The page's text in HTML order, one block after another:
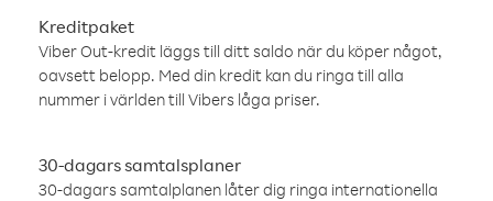
Kreditpaket
Viber Out-kredit läggs till ditt saldo när du köper något,
oavsett belopp. Med din kredit kan du ringa till alla
nummer i världen till Vibers låga priser.
30-dagars samtalsplaner
30-dagars samtalplanen låter dig ringa internationella